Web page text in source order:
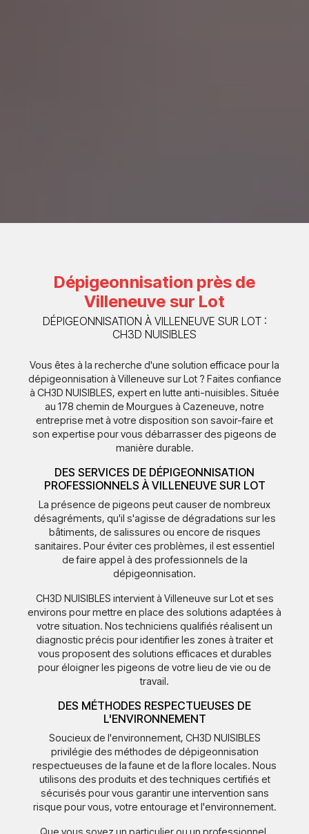
Dépigeonnisation près de
Villeneuve sur Lot
DÉPIGEONNISATION À VILLENEUVE SUR LOT :
CH3D NUISIBLES
Vous êtes à la recherche d'une solution efficace pour la
dépigeonnisation à Villeneuve sur Lot ? Faites confiance
à CH3D NUISIBLES, expert en lutte anti-nuisibles. Située
au 178 chemin de Mourgues à Cazeneuve, notre
entreprise met à votre disposition son savoir-faire et
son expertise pour vous débarrasser des pigeons de
manière durable.
DES SERVICES DE DÉPIGEONNISATION
PROFESSIONNELS À VILLENEUVE SUR LOT
La présence de pigeons peut causer de nombreux
désagréments, qu'il s'agisse de dégradations sur les
bâtiments, de salissures ou encore de risques
sanitaires. Pour éviter ces problèmes, il est essentiel
de faire appel à des professionnels de la
dépigeonnisation.
CH3D NUISIBLES intervient à Villeneuve sur Lot et ses
environs pour mettre en place des solutions adaptées à
votre situation. Nos techniciens qualifiés réalisent un
diagnostic précis pour identifier les zones à traiter et
vous proposent des solutions efficaces et durables
pour éloigner les pigeons de votre lieu de vie ou de
travail.
DES MÉTHODES RESPECTUEUSES DE
L'ENVIRONNEMENT
Soucieux de l'environnement, CH3D NUISIBLES
privilégie des méthodes de dépigeonnisation
respectueuses de la faune et de la flore locales. Nous
utilisons des produits et des techniques certifiés et
sécurisés pour vous garantir une intervention sans
risque pour vous, votre entourage et l'environnement.